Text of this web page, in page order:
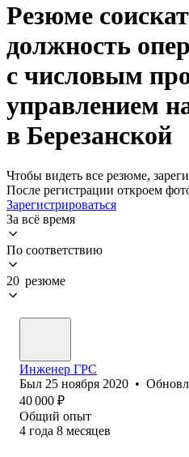
Резюме
должность
с числовым
управлением
в Березанской
Чтобы видеть все резюме,
После регистрации откроем
Зарегистрироваться
За всё время
По соответствию
20 резюме
Инженер ГРС
Был 25 ноября 2020 •
40 000 ₽
Общий опыт
4 года 8 месяцев